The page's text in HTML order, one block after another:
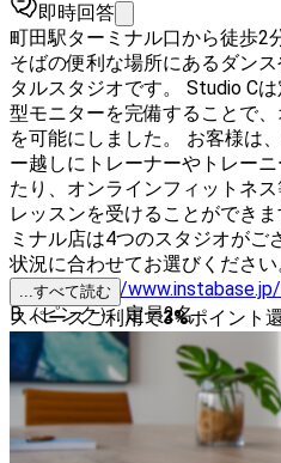
即時回答
町田駅ターミナル口から徒歩2
そばの便利な場所にあるダン
タルスタジオです。 Studio C
型モニターを完備することで
を可能にしました。 お客様は
ー越しにトレーナーやトレー
たり、オンラインフィットネ
レッスンを受けることができます。 STUDIO ZERO 町
ミナル店は4つのスタジオがご
状況に合わせてお選びください。 Studio A（ネイビー）:
員4名https://
B（ピンク）: 定員2名
https://www.instabase.jp/
エロー）: 定員2名
https://www.instabase.jp/
トライプ）: 定員2名
https://www.instabase.jp/
...すべて読む
スペースご利用で3%ポイント